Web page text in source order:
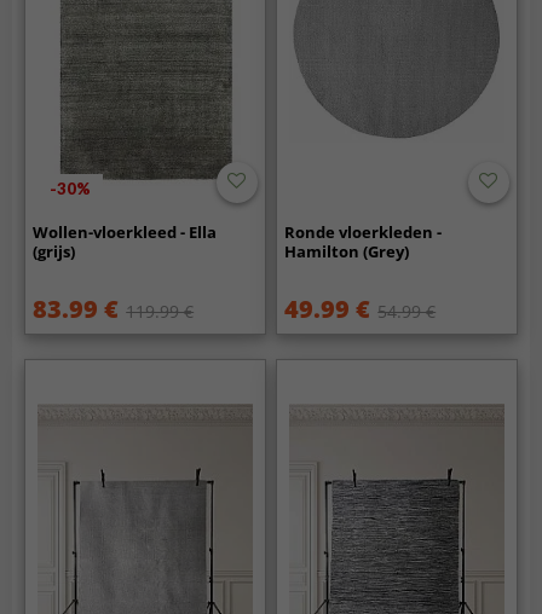
-30%
Wollen-vloerkleed - Ella
(grijs)
83.99 € 119.99 €
Ronde vloerkleden -
Hamilton (Grey)
49.99 € 54.99 €